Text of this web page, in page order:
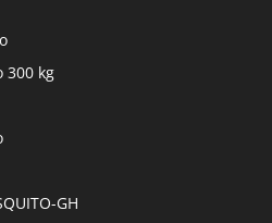
300 kg
GH